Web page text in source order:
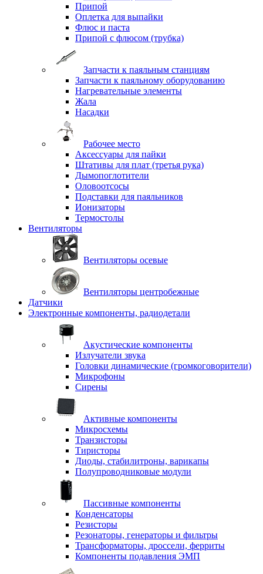
Припой
Оплетка для выпайки
Флюс и паста
Припой с флюсом (трубка)
Запчасти к паяльным станциям
Запчасти к паяльному оборудованию
Нагревательные элементы
Жала
Насадки
Рабочее место
Аксессуары для пайки
Штативы для плат (третья рука)
Дымопоглотители
Оловоотсосы
Подставки для паяльников
Ионизаторы
Термостолы
Вентиляторы
Вентиляторы осевые
Вентиляторы центробежные
Датчики
Электронные компоненты, радиодетали
Акустические компоненты
Излучатели звука
Головки динамические (громкоговорители)
Микрофоны
Сирены
Активные компоненты
Микросхемы
Транзисторы
Тиристоры
Диоды, стабилитроны, варикапы
Полупроводниковые модули
Пассивные компоненты
Конденсаторы
Резисторы
Резонаторы, генераторы и фильтры
Трансформаторы, дроссели, ферриты
Компоненты подавления ЭМП